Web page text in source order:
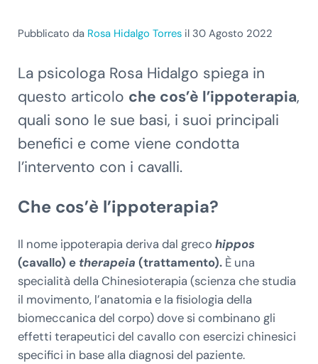
Pubblicato da Rosa Hidalgo Torresil 30 Agosto 2022
La psicologa Rosa Hidalgo spiega in
questo articolo che cos’è l’ippoterapia,
quali sono le sue basi, i suoi principali
benefici e come viene condotta
l’intervento con i cavalli.
Che cos’è l’ippoterapia?
Il nome ippoterapia deriva dal greco hippos
(cavallo) e therapeia (trattamento).È una
specialità della Chinesioterapia (scienza che studia
il movimento, l’anatomia e la fisiologia della
biomeccanica del corpo) dove si combinano gli
effetti terapeutici del cavallo con esercizi chinesici
specifici in base alla diagnosi del paziente.